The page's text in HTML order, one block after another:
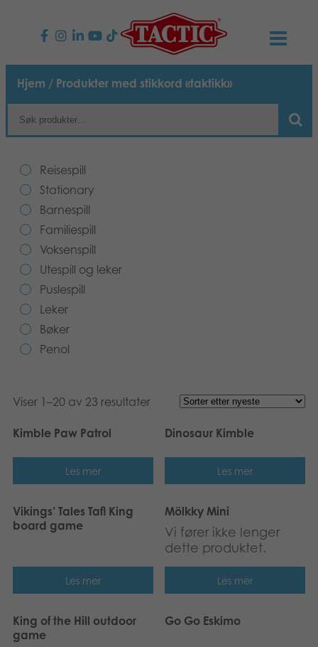
PRODUKTER
Barnespill
Voksenspill
Utespill og leker
Puslespill
Leker
Bøker
Arkiverte produkter
NYHETER
Etiske retningslinjer
Ansvarlighet
Vår historie
KONTAKTER
Kontakt oss
Produktsider
Media
B2B-SHOP
Hjem / Produkter med stikkord «taktikk»
Reisespill
Stationary
Barnespill
Familiespill
Voksenspill
Utespill og leker
Puslespill
Leker
Bøker
Penol
Viser 1–20 av 23 resultater
Kimble Paw Patrol
Les mer
Dinosaur Kimble
Les mer
Vikings’ Tales Tafl King
board game
Les mer
Mölkky Mini
Vi fører ikke lenger
dette produktet.
Les mer
King of the Hill outdoor
game
Go Go Eskimo